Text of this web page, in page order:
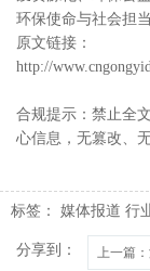
环保使命与社会担当
原文链接：
http://
合规提示：禁止全
心信息，无篡改、
标签： 媒体报道 行
分享到： 上一篇